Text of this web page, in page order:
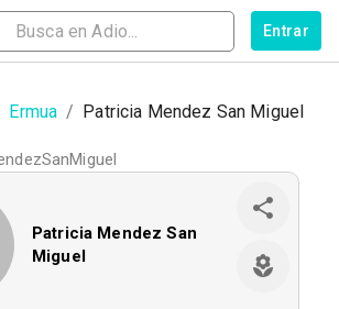
Entrar
Ermua / Patricia Mendez San Miguel
Patricia Mendez San
Miguel